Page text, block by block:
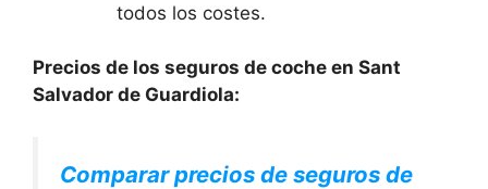
todos los costes.
Precios de los seguros de coche en Sant
Salvador de Guardiola:
Comparar precios de seguros de